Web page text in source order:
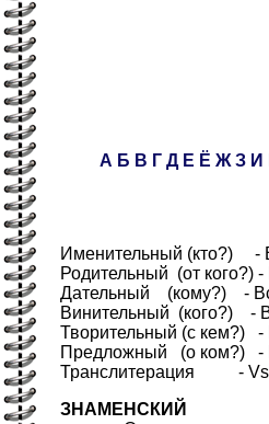
А Б В Г Д Е Ё Ж З И
Именительный (кто?) -
Родительный (от кого?) -
Дательный (кому?) -
Винительный (кого?) -
Творительный (с кем?) -
Предложный (о ком?) -
Транслитерация -
ЗНАМЕНСКИЙ